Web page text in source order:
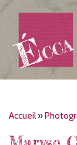
contenu
principal
Fil
d'Ariane
Accueil